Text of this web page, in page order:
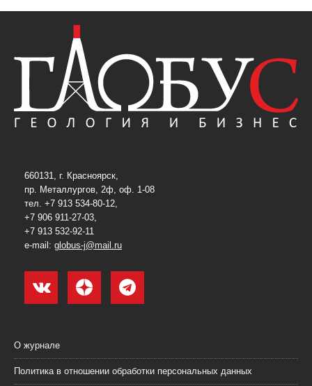
660131, г. Красноярск,
пр. Металлургов, 2ф, оф. 1-08
тел. +7 913 534-80-12,
+7 906 911-27-03,
+7 913 532-92-11
e-mail: globus-j@mail.ru
О журнале
Политика в отношении обработки персональных данных